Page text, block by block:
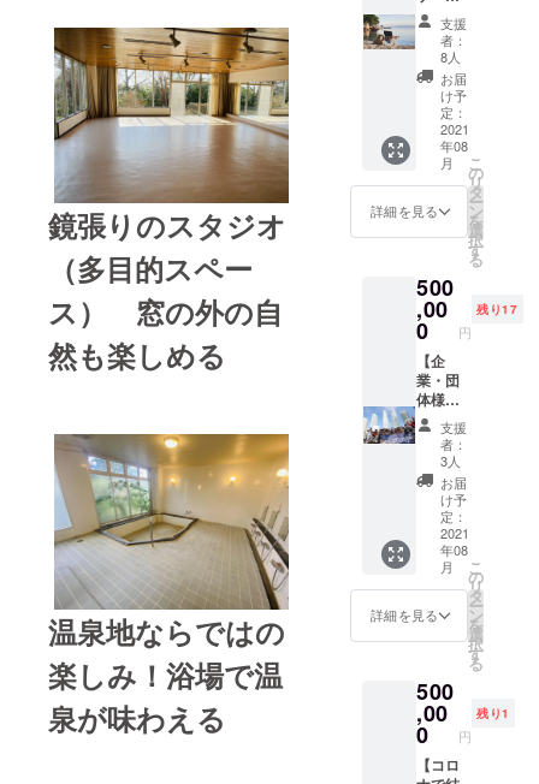
鏡張りのスタジオ
（多目的スペー
ス） 窓の外の自
然も楽しめる
温泉地ならではの
楽しみ！浴場で温
泉が味わえる
レート
を撮影
ショッ
ト）
し、
データ
でお渡
複数日
程から
リター
ンのオ
プショ
ンの中
から希
望日程
を入力
してく
ださ
い。
（希望
日程は
先着順
とさせ
て頂き
ます。
望に沿
えない
います
のでご
了承く
ださ
い。）
泊(1泊2
食付き)
・オー
プニン
グパー
ティー
の様子
を動画
で撮影
集した
ものを
タでお
渡し ・
屋上展
キで
ポート
レート
を撮影
ショッ
ト）
し、
データ
でお渡
日程は
程から
選べま
ンのオ
プショ
ンの中
望日程
ヤーを
囲みな
がら施
設の
オープ
ンをみ
んなで
お祝い
しま
す。も
ちろん
の眺望
もお楽
しみ頂
けま
す。 ・
体験宿
泊(1泊2
食付き)
・オー
プニン
グパー
ティー
の様子
を動画
で撮影
し、編
集した
ものを
渡し ・
屋上展
望デッ
キで
ポート
ISOLA
伊豆高
原に3泊
4日の体
験宿泊
を行う
ことが
できま
す。 宿
泊、温
泉付。
で、別
途ご注
文頂く
か、ご
自身で
ご用意
くださ
い。近
くのレ
ストラ
ン等を
ご紹介
するこ
ともで
きま
す。 こ
ちらの
リター
は、宿
泊希望
日程の
確認の
ために
ション
利用者
向け】
超お
得！長
期ワー
ケー
ション
プラン
10泊券
（複数
回に分
けて利
能） ク
ラウド
ファン
ディン
グ限定
価格
2021年
8月以降
のプレ
オープ
ン期間
中、
ISOLA
伊豆高
原に
ワー
ケー
ション
で10泊
滞在で
ケット
となり
ます。
連続10
泊でな
支援
者：
8人
お届
け予
定：
2021
年08
月
詳細を見る
こ
の
リ
タ
ー
ン
を
選
択
す
る
500
,00
0 円
残り17
【企
業・団
体様向
け】1泊
2日で
ISOLA
伊豆高
原を貸
切利
用！ 1
日1組限
定貸切1
泊2日
(定員60
人ま
で) ク
ファン
ディン
グ限定
プラン
企業研
支援
者：
3人
お届
け予
定：
2021
年08
月
詳細を見る
こ
の
リ
タ
ー
ン
を
選
択
す
る
500
,00
0 円
残り1
【コロ